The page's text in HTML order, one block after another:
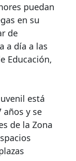
puedan
en su
de
a día a las
Educación,
está
años y se
de la Zona